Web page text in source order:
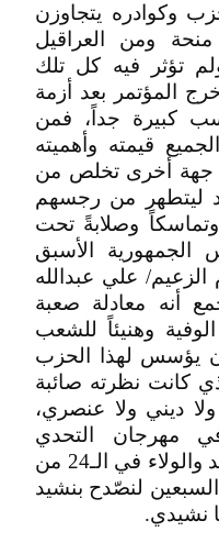
وكوادره يتجاوزن
ومن العراقيل
تؤثر فيه كل تلك
المؤتمر بعد أزمة
كبيرة جداً، فمن
قيمته وأهميته
جهة أخرى تخلص من
ليتطهر من رجسهم
وصلابةً تحت
الجمهورية الأسبق
علي عبدالله
أنه معادلة صعبة
وهنيئاً للشعب
يؤسس لهذا الحزب
كانت نظرته صائبة
ديني ولا عنصري،
مهرجان التحدي
والصمود والوفاء وتجديد العهد والولاء في الـ24 من
لنصّدح بنشيد
نشيدي.